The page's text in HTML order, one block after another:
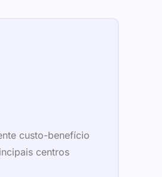
custo-benefício
centros